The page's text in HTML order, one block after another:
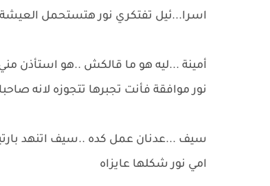
اسرا...ئيل تفتكري نور هتستحمل
أمينة ...ليه هو ما قالكش ..هو استأذن
نور موافقة فأنت تجبرها تتجوزه لانه
سيف ...عدنان عمل كده ..سيف اتنهد
امي نور شكلها عايزاه